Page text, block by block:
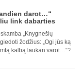
darot…“
link dabarties
„Knygnešių
žodžius: „Ogi jūs ką
kalbą laukan varot…“?